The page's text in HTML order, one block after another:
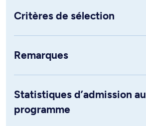
Critères de sélection
Remarques
Statistiques d’admission au
programme